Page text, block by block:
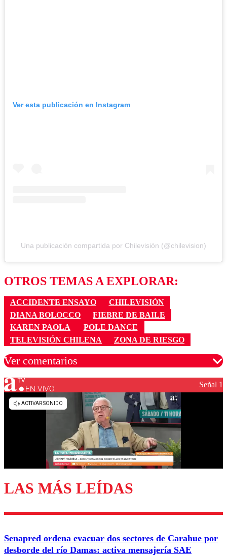
Ver esta publicación en Instagram
Una publicación compartida por Chilevisión (@chilevision)
OTROS TEMAS A EXPLORAR:
ACCIDENTE ENSAYO
CHILEVISIÓN
DIANA BOLOCCO
FIEBRE DE BAILE
KAREN PAOLA
POLE DANCE
TELEVISIÓN CHILENA
ZONA DE RIESGO
Ver comentarios
Los comentarios son moderados para garantizar un
diálogo respetuoso.
Enviar comentario
EN VIVO Señal 1
LAS MÁS LEÍDAS
Senapred ordena evacuar dos sectores de Carahue por
desborde del río Damas: activa mensajería SAE